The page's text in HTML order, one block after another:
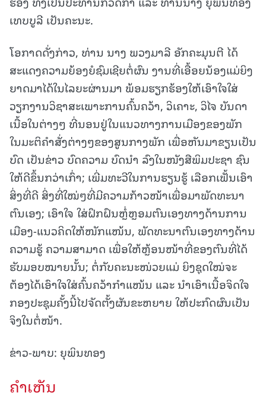
ເທບບູລີ ເປັນຄະນະ.
ໂອກາດດັ່ງກ່າວ, ທ່ານ ນາງ ພວງມາລີ ອັກຄະມຸນຕີ ໄດ້
ສະແດງຄວາມຍ້ອງຍໍຊົມເຊີຍຕໍ່ຜົນ ງານທີ່ເອື້ອຍນ້ອງແມ່ຍິງ
ຍາດມາໄດ້ໃນໄລຍະຜ່ານມາ ພ້ອມຮຽກຮ້ອງໃຫ້ເອົາໃຈໃສ່
ວຽກງານວິຊາສະເພາະການຄົ້ນຄວ້າ, ວິເຄາະ, ວິໄຈ ບັນດາ
ເນື້ອໃນຕ່າງໆ ທີ່ນອນຢູ່ໃນແນວທາງການເມືອງຂອງພັກ
ໃນມະຕິຄໍາສັ່ງຕ່າງໆຂອງສູນກາງພັກ ເພື່ອຫັນມາຂຽນເປັນ
ບົດ ເປັນຂ່າວ ບົດຄວາມ ບົດນໍາ ລົງໃນໜັງສືພິມປະຊາ ຊົນ
ໃຫ້ດີຂຶ້ນກວ່າເກົ່າ; ເພີ່ມທະວີໃນການຮຽນຮູ້ ເລືອກເຟັ້ນເອົາ
ສິ່ງທີ່ດີ ສິ່ງທີ່ໃໝ່ໆທີ່ມີຄວາມກ້າວໜ້າເພື່ອມາພັດທະນາ
ຕົນເອງ; ເອົາໃຈ ໃສ່ຝຶກຝົນຫຼໍ່ຫຼອມຕົນເອງທາງດ້ານການ
ເມືອງ-ແນວຄິດໃຫ້ໜັກແໜ້ນ, ພັດທະນາຕົນເອງທາງດ້ານ
ຄວາມຮູ້ ຄວາມສາມາດ ເພື່ອໃຫ້ຫຼ້ອນໜ້າທີ່ຂອງຕົນທີ່ໄດ້
ຮັບມອບໝາຍນັ້ນ; ຕໍ່ກັບຄະນະໜ່ວຍແມ່ ຍິງຊຸດໃໝ່ຈະ
ຕ້ອງໄດ້ເອົາໃຈໃສ່ຄົ້ນຄວ້າກໍາແໜ້ນ ແລະ ນໍາເອົາເນື້ອຈິດໃຈ
ກອງປະຊຸມຄັ້ງນີ້ໄປຈັດຕັ້ງຜັນຂະຫຍາຍ ໃຫ້ປະກົດຜົນເປັນ
ຈິງໃນຕໍ່ໜ້າ.
ຂ່າວ-ພາບ: ຍຸພິນທອງ
ຄໍາເຫັນ